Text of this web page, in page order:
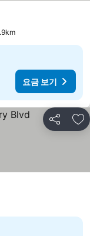
요금 보기
공유 즐